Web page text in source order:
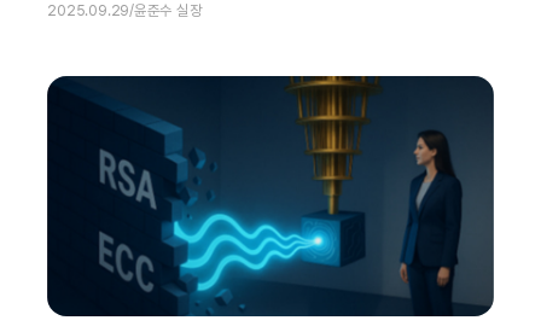
그리고 이를 뒷받침하는 국가 망 보안 체계인 N2SF(National Network &
2025.09.29/윤준수 실장